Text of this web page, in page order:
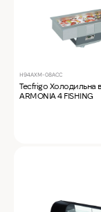
H94AXM-08ACC
Tecfrigo Холодильна
ARMONIA 4 FISHING